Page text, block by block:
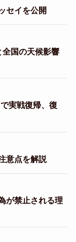
セイを公開
国の天候影響
実戦復帰、復
意点を解説
が禁止される理